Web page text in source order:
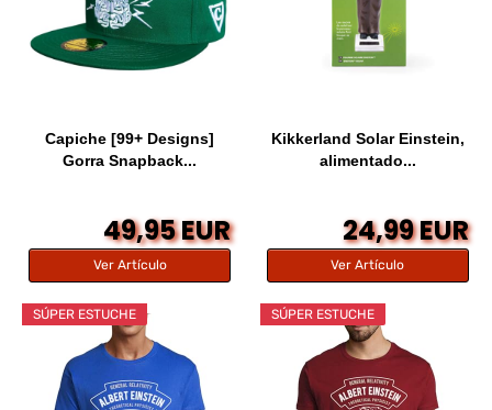
Capiche [99+ Designs]
Gorra Snapback...
49,95 EUR
Ver Artículo
Kikkerland Solar Einstein,
alimentado...
24,99 EUR
Ver Artículo
SÚPER ESTUCHE SÚPER ESTUCHE